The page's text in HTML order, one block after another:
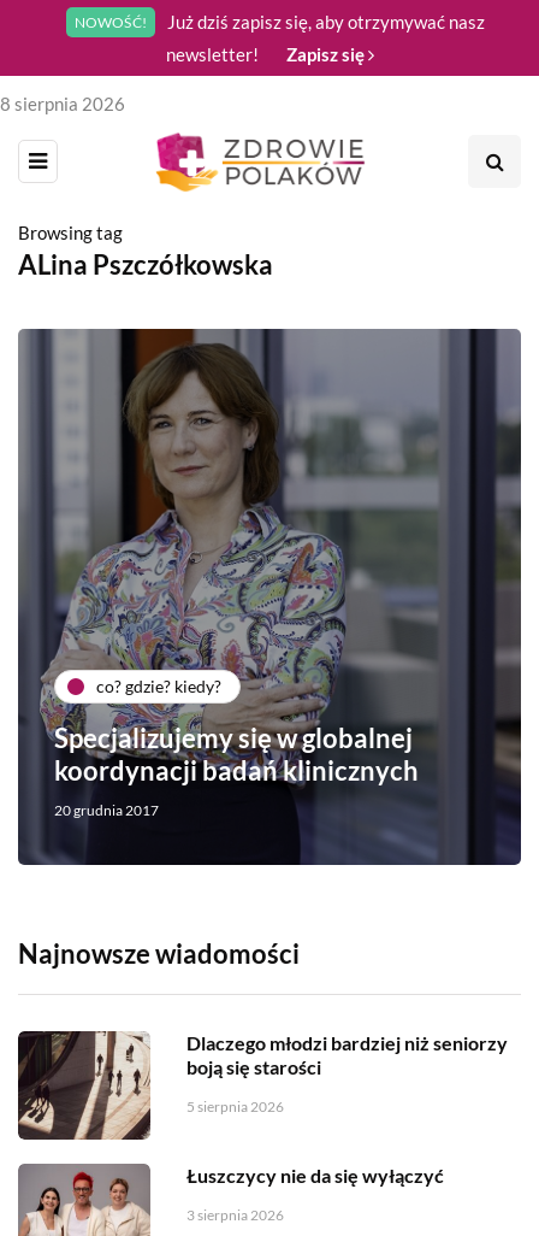
NOWOŚĆ!
Już dziś zapisz się, aby otrzymywać nasz
newsletter!
Zapisz się
8 sierpnia 2026
Browsing tag
ALina Pszczółkowska
co? gdzie? kiedy?
Specjalizujemy się w globalnej
koordynacji badań klinicznych
20 grudnia 2017
Najnowsze wiadomości
Dlaczego młodzi bardziej niż seniorzy
boją się starości
5 sierpnia 2026
Łuszczycy nie da się wyłączyć
3 sierpnia 2026